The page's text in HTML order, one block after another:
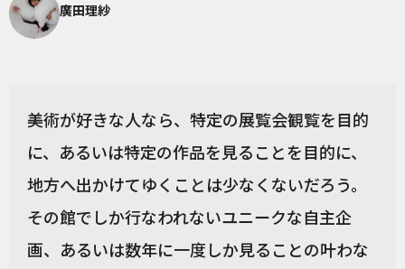
廣田理紗
美術が好きな人なら、特定の展覧会観覧を目的
に、あるいは特定の作品を見ることを目的に、
地方へ出かけてゆくことは少なくないだろう。
その館でしか行なわれないユニークな自主企
画、あるいは数年に一度しか見ることの叶わな